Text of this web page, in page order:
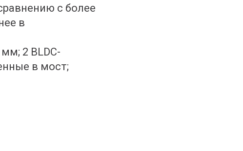
с более
в
2 BLDC-
в мост;